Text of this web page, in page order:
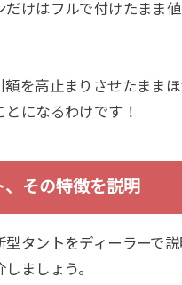
だけはフルで付けたまま
額を高止まりさせたまま
とになるわけです！
その特徴を説明
型タントをディーラーで
ましょう。